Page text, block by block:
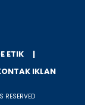
ETIK
IKLAN
RESERVED